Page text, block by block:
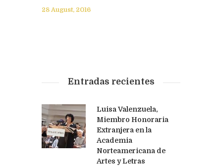
28 August, 2016
Entradas recientes
Luisa Valenzuela,
Miembro Honoraria
Extranjera en la
Academia
Norteamericana de
Artes y Letras